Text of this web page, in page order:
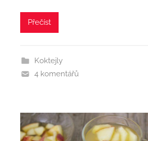
Přečíst
Koktejly
4 komentářů